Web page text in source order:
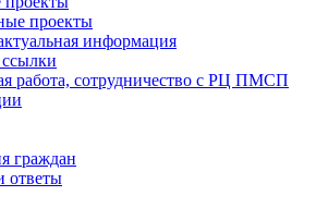
проекты
информация
работа, сотрудничество с РЦ ПМСП
граждан
ответы